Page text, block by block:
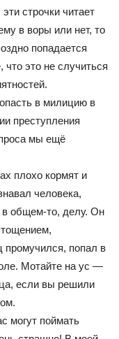
строчки читает
в воры или нет, то
попадается
что это не случиться
в милицию в
преступления
мы ещё
плохо кормят и
человека,
в общем-то, делу. Он
промучился, попал в
Мотайте на ус —
если вы решили
могут поймать